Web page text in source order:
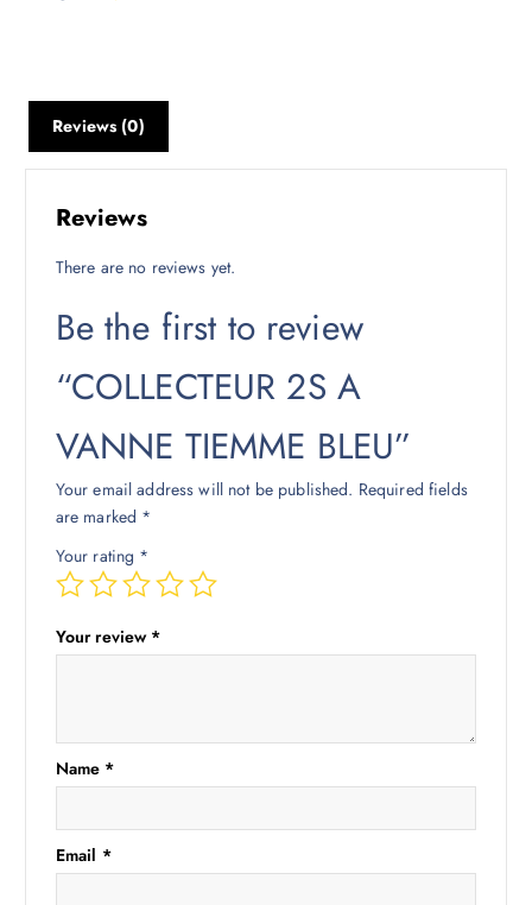
Reviews (0)
Reviews
There are no reviews yet.
Be the first to review
“COLLECTEUR 2S A
VANNE TIEMME BLEU”
Your email address will not be published. Required fields
are marked *
Your rating *
Your review *
Name *
Email *